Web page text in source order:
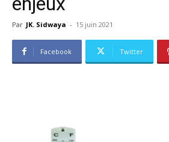
Par JK. Sidwaya - 15 juin 2021
Facebook Twitter